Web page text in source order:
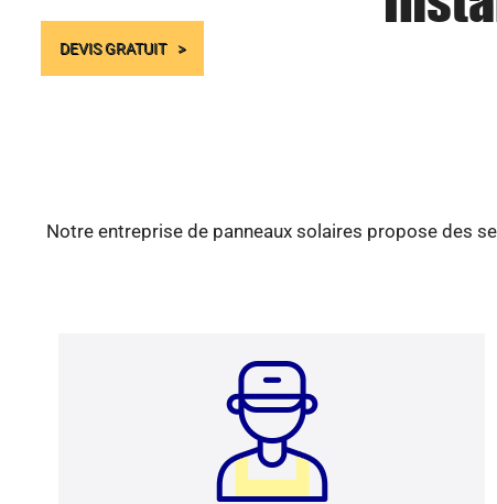
DEVIS GRATUIT
Notre entreprise de panneaux solaires propose des